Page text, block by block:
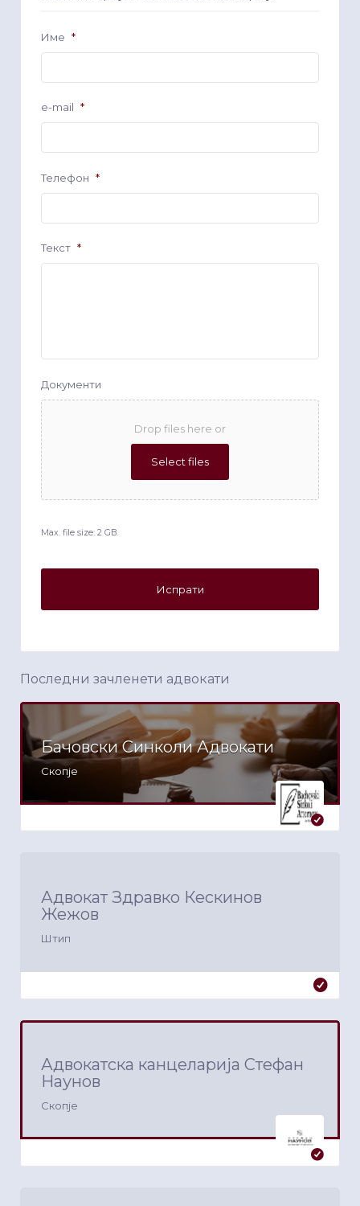
Име *
e-mail *
Телефон *
Текст *
Документи
Drop files here or
Select files
Max. file size: 2 GB.
Последни зачленети адвокати
Бачовски Синколи Адвокати
Скопје
Адвокат Здравко Кескинов
Жежов
Штип
Адвокатска канцеларија Стефан
Наунов
Скопје